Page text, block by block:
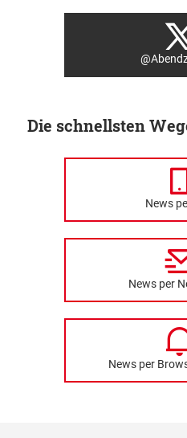
Die schnellsten
News
News per
News per